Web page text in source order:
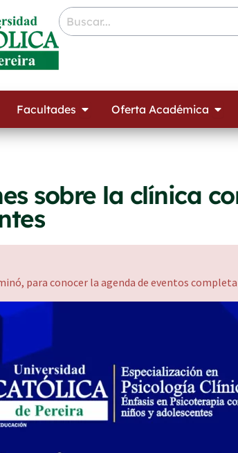
La Universidad
Facultades Open Facultades
Oferta Académica
sobre la clínica
para conocer la agenda de eventos